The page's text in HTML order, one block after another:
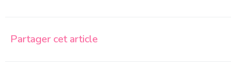
Partager cet article